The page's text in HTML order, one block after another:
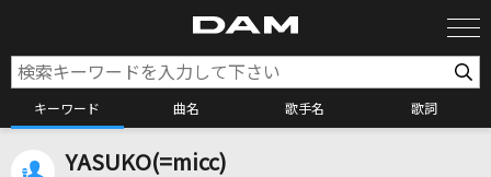
キーワード 曲名 歌手名 歌詞
カラオケ検索
YASUKO(=micc)